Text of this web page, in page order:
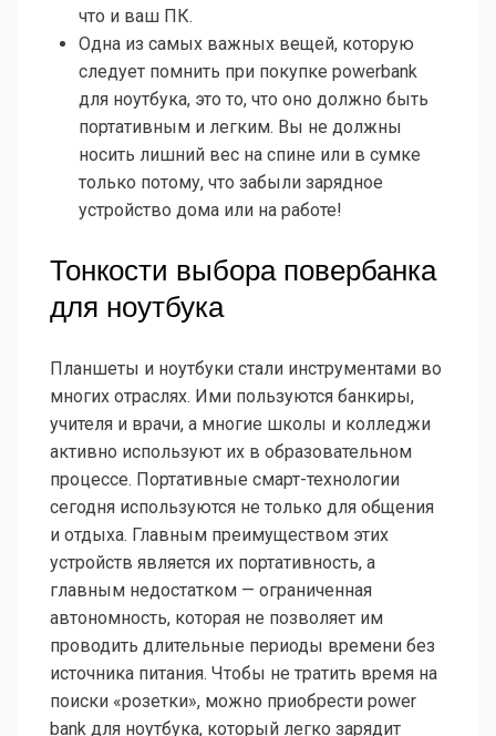
что и ваш ПК.
Одна из самых важных вещей, которую
следует помнить при покупке powerbank
для ноутбука, это то, что оно должно быть
портативным и легким. Вы не должны
носить лишний вес на спине или в сумке
только потому, что забыли зарядное
устройство дома или на работе!
Тонкости выбора повербанка
для ноутбука
Планшеты и ноутбуки стали инструментами во
многих отраслях. Ими пользуются банкиры,
учителя и врачи, а многие школы и колледжи
активно используют их в образовательном
процессе. Портативные смарт-технологии
сегодня используются не только для общения
и отдыха. Главным преимуществом этих
устройств является их портативность, а
главным недостатком — ограниченная
автономность, которая не позволяет им
проводить длительные периоды времени без
источника питания. Чтобы не тратить время на
поиски «розетки», можно приобрести power
bank для ноутбука, который легко зарядит